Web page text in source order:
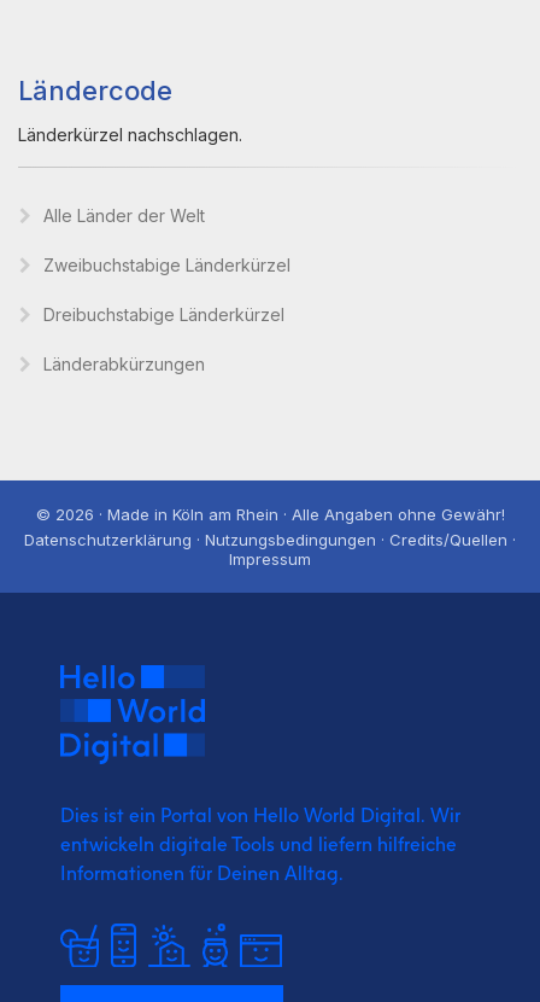
Ländercode
Länderkürzel nachschlagen.
Alle Länder der Welt
Zweibuchstabige Länderkürzel
Dreibuchstabige Länderkürzel
Länderabkürzungen
© 2026 · Made in Köln am Rhein · Alle Angaben ohne Gewähr!
Datenschutzerklärung · Nutzungsbedingungen · Credits/Quellen ·
Impressum
Dies ist ein Portal von Hello World Digital. Wir
entwickeln digitale Tools und liefern hilfreiche
Informationen für Deinen Alltag.